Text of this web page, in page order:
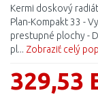
Kermi doskový
Plan-Kompakt 33 -
prestupné plochy -
pl... Zobraziť celý
329,53